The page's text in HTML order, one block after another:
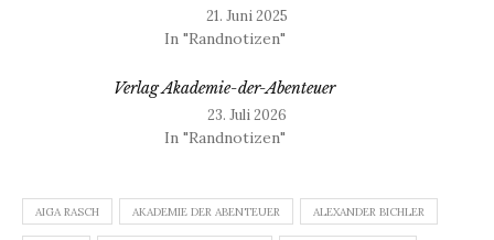
21. Juni 2025
In "Randnotizen"
Verlag Akademie-der-Abenteuer
23. Juli 2026
In "Randnotizen"
AIGA RASCH AKADEMIE DER ABENTEUER ALEXANDER BICHLER